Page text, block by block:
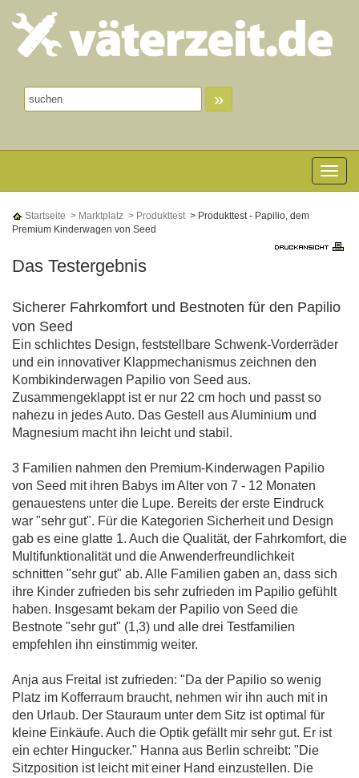
»
Toggle
Startseite > Marktplatz > Produkttest > Produkttest - Papilio, dem
Premium Kinderwagen von Seed
Das Testergebnis
Sicherer Fahrkomfort und Bestnoten für den Papilio
von Seed
Ein schlichtes Design, feststellbare Schwenk-Vorderräder
und ein innovativer Klappmechanismus zeichnen den
Kombikinderwagen Papilio von Seed aus.
Zusammengeklappt ist er nur 22 cm hoch und passt so
nahezu in jedes Auto. Das Gestell aus Aluminium und
Magnesium macht ihn leicht und stabil.
3 Familien nahmen den Premium-Kinderwagen Papilio
von Seed mit ihren Babys im Alter von 7 - 12 Monaten
genauestens unter die Lupe. Bereits der erste Eindruck
war "sehr gut". Für die Kategorien Sicherheit und Design
gab es eine glatte 1. Auch die Qualität, der Fahrkomfort, die
Multifunktionalität und die Anwenderfreundlichkeit
schnitten "sehr gut" ab. Alle Familien gaben an, dass sich
ihre Kinder zufrieden bis sehr zufrieden im Papilio gefühlt
haben. Insgesamt bekam der Papilio von Seed die
Bestnote "sehr gut" (1,3) und alle drei Testfamilien
empfehlen ihn einstimmig weiter.
Anja aus Freital ist zufrieden: "Da der Papilio so wenig
Platz im Kofferraum braucht, nehmen wir ihn auch mit in
den Urlaub. Der Stauraum unter dem Sitz ist optimal für
kleine Einkäufe. Auch die Optik gefällt mir sehr gut. Er ist
ein echter Hingucker." Hanna aus Berlin schreibt: "Die
Sitzposition ist leicht mit einer Hand einzustellen. Die